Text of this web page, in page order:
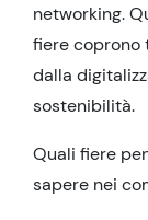
networking.
fiere coprono
dalla
sostenibilità.
Quali fiere
sapere nei